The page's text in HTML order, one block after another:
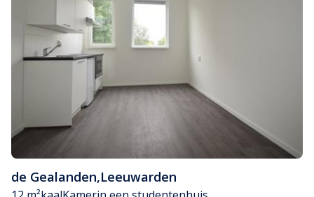
de Gealanden,Leeuwarden